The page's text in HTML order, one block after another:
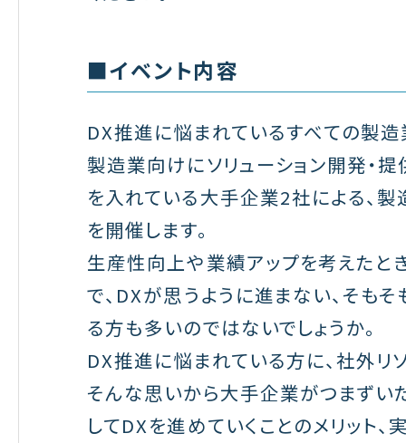
■イベント内容
DX推進に悩まれているすべての製造
製造業向けにソリューション開発・
を入れている大手企業2社による、製
を開催します。
生産性向上や業績アップを考えたと
で、DXが思うように進まない、そも
る方も多いのではないでしょうか。
DX推進に悩まれている方に、社外リ
そんな思いから大手企業がつまずい
してDXを進めていくことのメリット